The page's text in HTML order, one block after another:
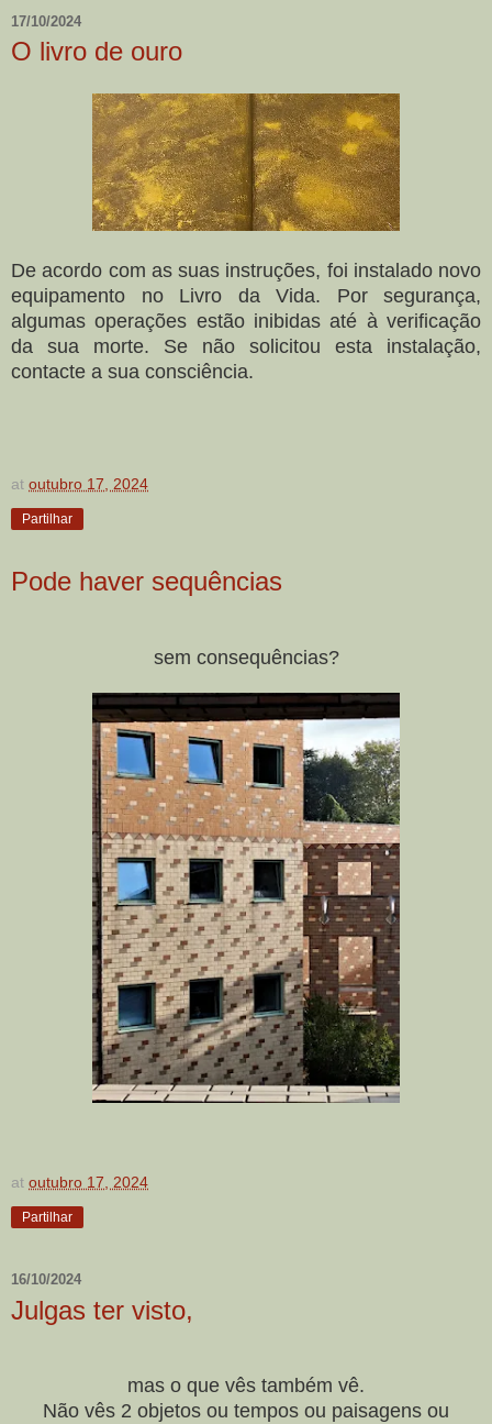
17/10/2024
O livro de ouro
De acordo com as suas instruções, foi instalado novo
equipamento no Livro da Vida. Por segurança,
algumas operações estão inibidas até à verificação
da sua morte. Se não solicitou esta instalação,
contacte a sua consciência.
at outubro 17, 2024
Partilhar
Pode haver sequências
sem consequências?
at outubro 17, 2024
Partilhar
16/10/2024
Julgas ter visto,
mas o que vês também vê.
Não vês 2 objetos ou tempos ou paisagens ou